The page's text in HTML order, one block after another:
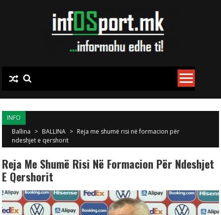
INFO
Ballina > BALLINA > Reja me shumë risi në formacion për
ndeshjet e qershorit
Reja Me Shumë Risi Në Formacion Për Ndeshjet
E Qershorit